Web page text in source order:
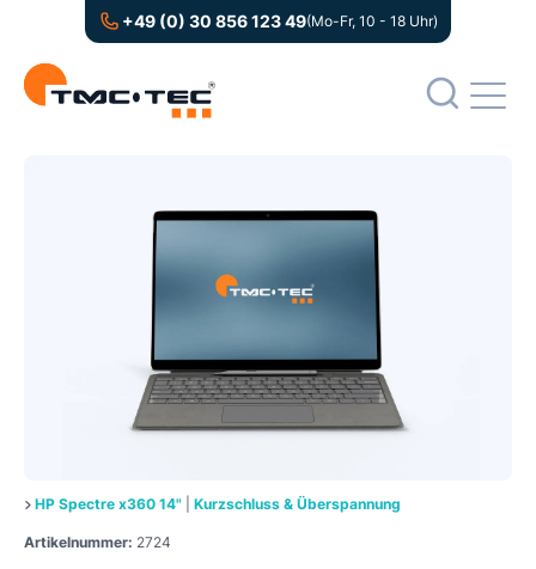
+49 (0) 30 856 123 49(Mo-Fr, 10 - 18 Uhr)
HP Spectre x360 14" Kurzschluss & Überspannung
Artikelnummer: 2724